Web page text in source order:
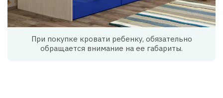
При покупке кровати ребенку, обязательно
обращается внимание на ее габариты.